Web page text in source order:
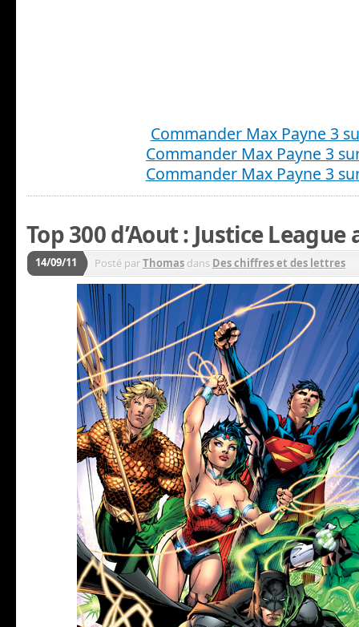
Commander Max Payne 3
Commander Max Payne 3
Commander Max Payne 3
Top 300 d’Aout : Justice League
14/09/11 Posté parThomas dans Des chiffres et des lettres